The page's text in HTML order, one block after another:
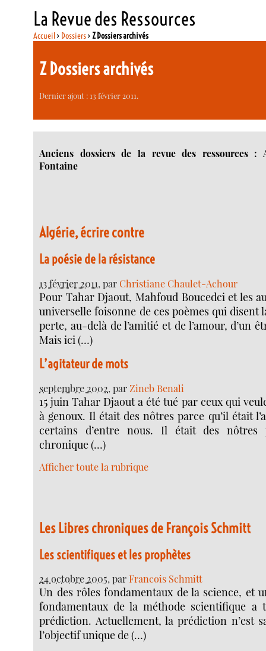
La Revue des Ressources
Accueil> Dossiers> Z Dossiers archivés
Z Dossiers archivés
Dernier ajout : 13 février 2011.
Anciens dossiers de la revue des ressources :
Fontaine
Algérie, écrire contre
La poésie de la résistance
13 février 2011, par Christiane Chaulet-Achour
Pour Tahar Djaout, Mahfoud Boucedci et les
universelle foisonne de ces poèmes qui disent
perte, au-delà de l’amitié et de l’amour, d’un
Mais ici (…)
L’agitateur de mots
septembre 2002, par Zineb Benali
15 juin Tahar Djaout a été tué par ceux qui
à genoux. Il était des nôtres parce qu’il était
certains d’entre nous. Il était des nôtres
chronique (…)
Afficher toute la rubrique
Les Libres chroniques de François Schmitt
Les scientifiques et les prophètes
24 octobre 2005, parFrancois Schmitt
Un des rôles fondamentaux de la science, et
fondamentaux de la méthode scientifique a
prédiction. Actuellement, la prédiction n’est
l’objectif unique de (…)